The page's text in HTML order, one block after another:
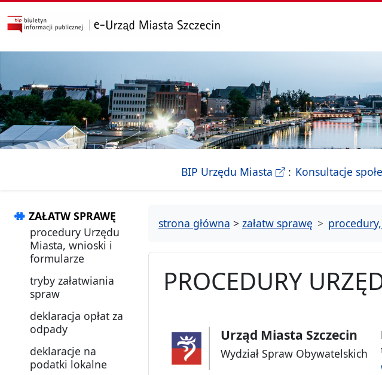
przejdź do głównego menu
BIP Urzędu Miasta - Biletyn Informacji
Konsultacje
ZAŁATW SPRAWĘ
procedury Urzędu
Miasta, wnioski i
formularze
tryby załatwiania
spraw
deklaracja opłat za
odpady
deklaracje na
podatki lokalne
strona główna > załatw sprawę
PROCEDURY
Urząd Miasta Szczecin
Wydział Spraw Obywatelskich